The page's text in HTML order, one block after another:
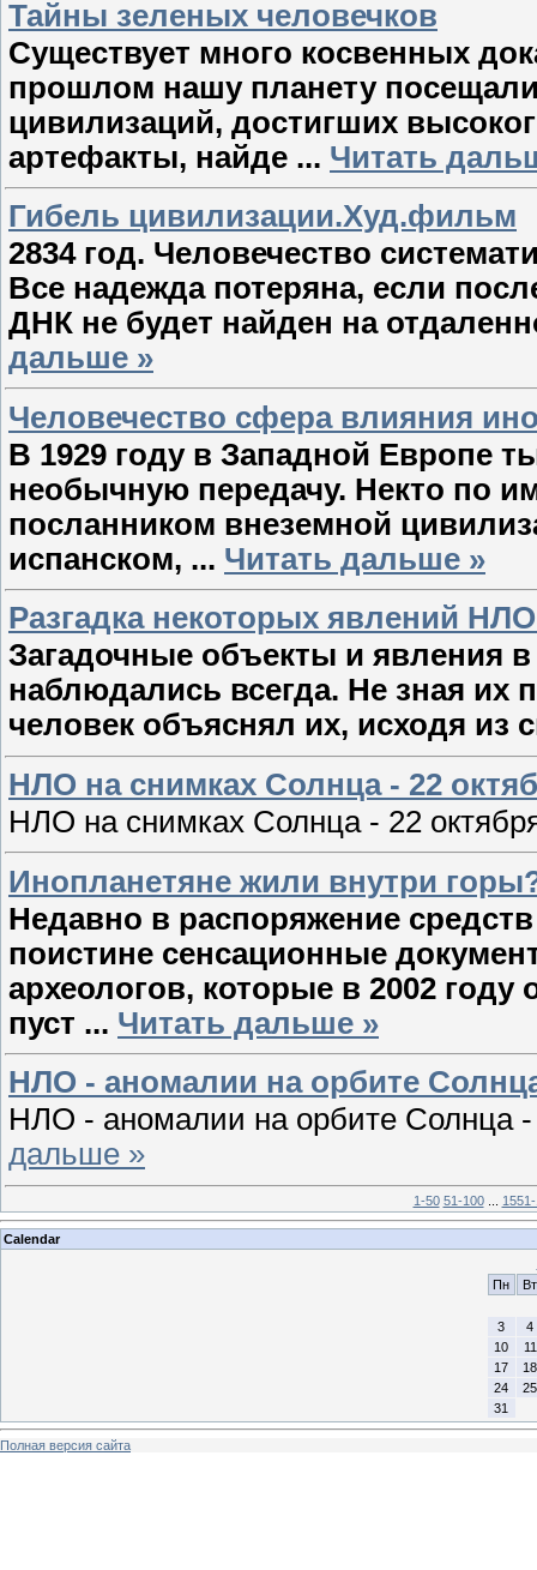
Тайны зеленых человечков
Существует много косвенных
прошлом нашу планету
цивилизаций, достигших
артефакты, найде ... Читать
Гибель цивилизации.Худ.фильм
2834 год. Человечество
Все надежда потеряна, если
ДНК не будет найден на
дальше »
Человечество сфера влияния
В 1929 году в Западной Европе
необычную передачу. Некто по
посланником внеземной
испанском, ... Читать дальше »
Разгадка некоторых явлений
Загадочные объекты и явления
наблюдались всегда. Не зная
человек объяснял их, исходя из
НЛО на снимках Солнца - 22
НЛО на снимках Солнца - 22
Инопланетяне жили внутри
Недавно в распоряжение
поистине сенсационные
археологов, которые в 2002 году
пуст ... Читать дальше »
НЛО - аномалии на орбите
НЛО - аномалии на орбите Солнца
дальше »
1-50 51-100
Calendar
Пн
Вт
3
4
10
11
17
18
24
25
31
Полная версия сайта